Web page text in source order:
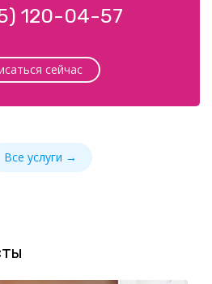
120-04-57
сейчас
Все услуги →